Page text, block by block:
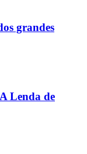
grandes
Lenda de